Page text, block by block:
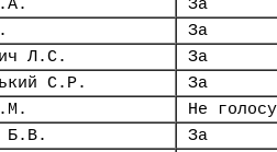
За
За
Л.С.
За
С.Р.
За
Не
Б.В.
За